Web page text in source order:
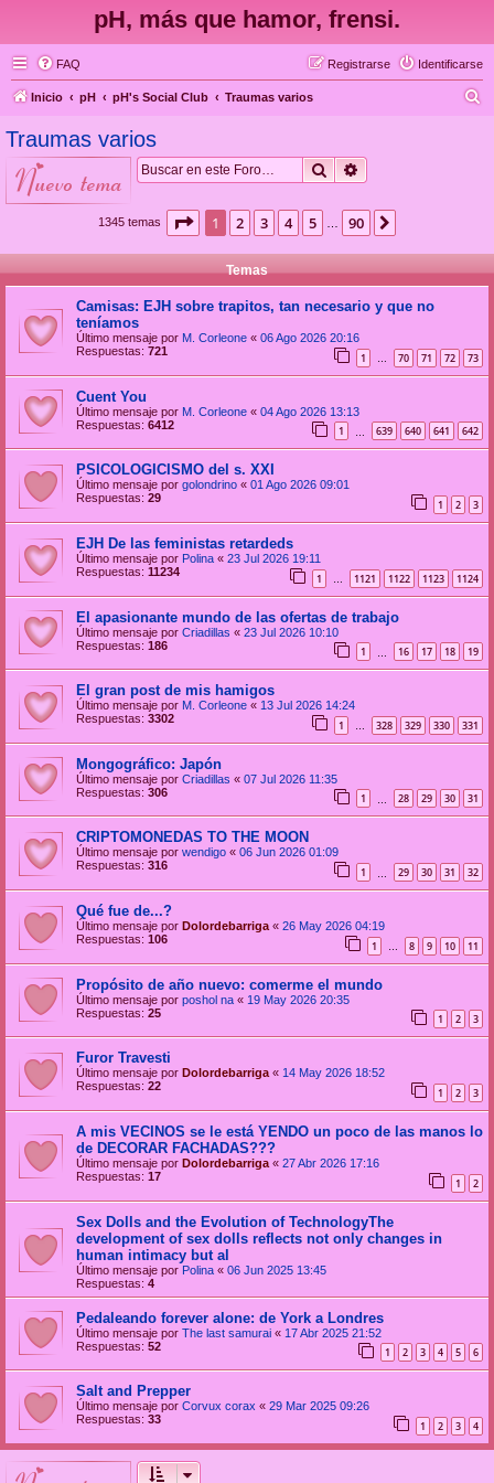
pH, más que hamor, frensi.
FAQ Identificarse
Registrarse
Inicio pH pH's Social Club Traumas varios
Traumas varios
nuevo tema Buscar
1345 temas Página de 90
1 2 3 4 5 90
Temas
Camisas: EJH sobre trapitos, tan necesario y que no
teníamos
Último mensaje por M. Corleone « 06 Ago 2026 20:16
Respuestas: 721 1 … 70 71 72 73
Cuent You
Último mensaje por M. Corleone « 04 Ago 2026 13:13
Respuestas: 6412 1 639 640 641 642
PSICOLOGICISMO del s. XXI
Último mensaje por golondrino « 01 Ago 2026 09:01
Respuestas: 29 1 2 3
EJH De las feministas retardeds
Último mensaje por Polina « 23 Jul 2026 19:11
Respuestas: 11234 1 … 1121 1122 1123 1124
El apasionante mundo de las ofertas de trabajo
Último mensaje por Criadillas « 23 Jul 2026 10:10
Respuestas: 186 1 16 17 18 19
El gran post de mis hamigos
Último mensaje por M. Corleone « 13 Jul 2026 14:24
Respuestas: 3302 1 … 328 329 330 331
Mongográfico: Japón
Último mensaje por Criadillas « 07 Jul 2026 11:35
Respuestas: 306 1 28 29 30 31
CRIPTOMONEDAS TO THE MOON
Último mensaje por wendigo « 06 Jun 2026 01:09
Respuestas: 316 1 29 30 31 32
Qué fue de...?
Último mensaje por Dolordebarriga « 26 May 2026 04:19
Respuestas: 106 1 … 8 9 10 11
Propósito de año nuevo: comerme el mundo
Último mensaje por poshol na « 19 May 2026 20:35
Respuestas: 25 1 2 3
Furor Travesti
Último mensaje por Dolordebarriga« 14 May 2026 18:52
Respuestas: 22 1 2 3
A mis VECINOS se le está YENDO un poco de las manos lo
de DECORAR FACHADAS???
Último mensaje por Dolordebarriga « 27 Abr 2026 17:16
Respuestas: 17 1 2
Sex Dolls and the Evolution of TechnologyThe
development of sex dolls reflects not only changes in
human intimacy but al
Último mensaje por Polina « 06 Jun 2025 13:45
Respuestas: 4
Pedaleando forever alone: de York a Londres
Último mensaje por The last samurai « 17 Abr 2025 21:52
Respuestas: 52 1 2 3 4 5 6
Salt and Prepper
Último mensaje por Corvux corax « 29 Mar 2025 09:26
Respuestas: 33 1 2 3 4